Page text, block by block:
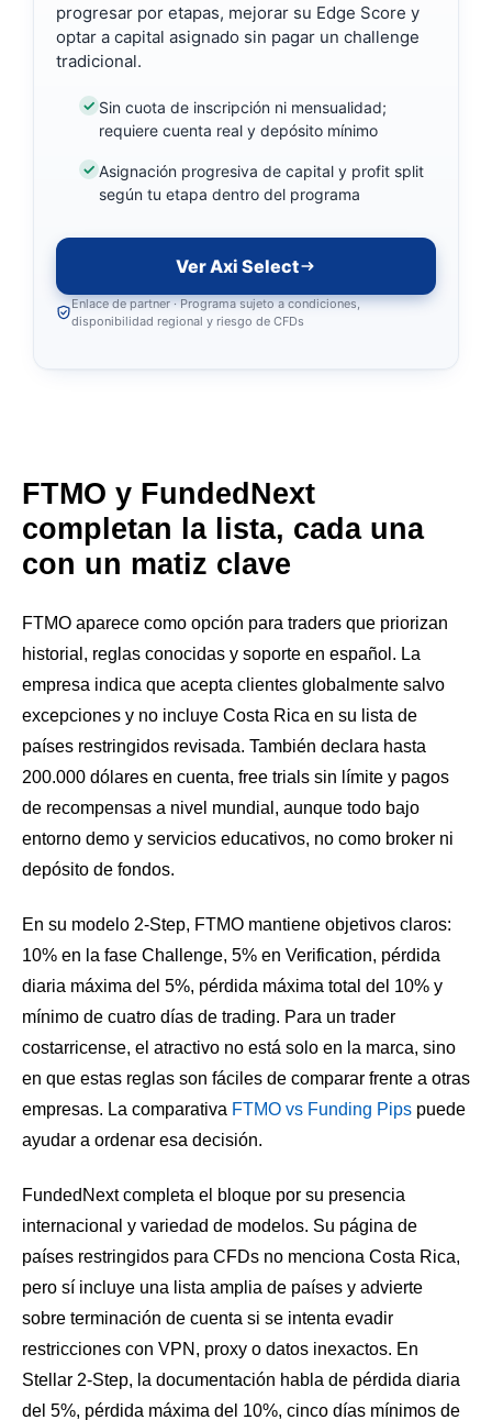
progresar por etapas, mejorar su Edge Score y
optar a capital asignado sin pagar un challenge
tradicional.
Sin cuota de inscripción ni mensualidad;
requiere cuenta real y depósito mínimo
Asignación progresiva de capital y profit split
según tu etapa dentro del programa
Ver Axi Select
Enlace de partner · Programa sujeto a condiciones,
disponibilidad regional y riesgo de CFDs
FTMO y FundedNext
completan la lista, cada una
con un matiz clave
FTMO aparece como opción para traders que priorizan
historial, reglas conocidas y soporte en español. La
empresa indica que acepta clientes globalmente salvo
excepciones y no incluye Costa Rica en su lista de
países restringidos revisada. También declara hasta
200.000 dólares en cuenta, free trials sin límite y pagos
de recompensas a nivel mundial, aunque todo bajo
entorno demo y servicios educativos, no como broker ni
depósito de fondos.
En su modelo 2-Step, FTMO mantiene objetivos claros:
10% en la fase Challenge, 5% en Verification, pérdida
diaria máxima del 5%, pérdida máxima total del 10% y
mínimo de cuatro días de trading. Para un trader
costarricense, el atractivo no está solo en la marca, sino
en que estas reglas son fáciles de comparar frente a otras
empresas. La comparativa FTMO vs Funding Pips puede
ayudar a ordenar esa decisión.
FundedNext completa el bloque por su presencia
internacional y variedad de modelos. Su página de
países restringidos para CFDs no menciona Costa Rica,
pero sí incluye una lista amplia de países y advierte
sobre terminación de cuenta si se intenta evadir
restricciones con VPN, proxy o datos inexactos. En
Stellar 2-Step, la documentación habla de pérdida diaria
del 5%, pérdida máxima del 10%, cinco días mínimos de